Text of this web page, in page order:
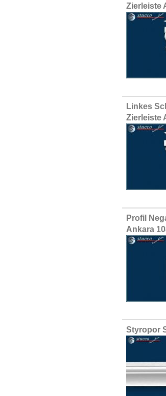
Zierleiste
Linkes
Zierleiste
Profil
Ankara
Styropor